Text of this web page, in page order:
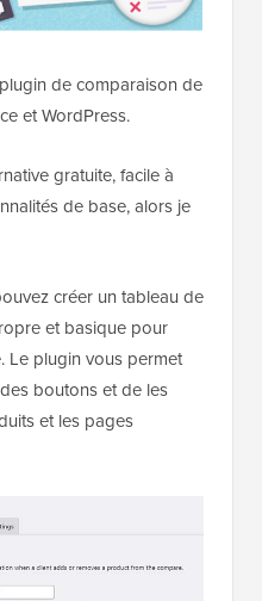
de comparaison de
et WordPress.
gratuite, facile à
de base, alors je
créer un tableau de
et basique pour
Le plugin vous permet
boutons et de les
et les pages